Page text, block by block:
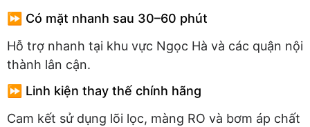
⏩ Có mặt nhanh sau 30–60 phút
Hỗ trợ nhanh tại khu vực Ngọc Hà và các quận nội
thành lân cận.
⏩ Linh kiện thay thế chính hãng
Cam kết sử dụng lõi lọc, màng RO và bơm áp chất